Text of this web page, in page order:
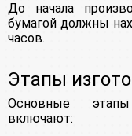
До начала
бумагой должны
часов.
Этапы
Основные этапы
включают: